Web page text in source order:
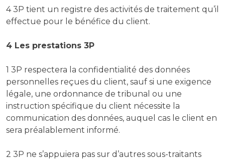
4 3P tient un registre des activités de traitement qu’il
effectue pour le bénéfice du client.
4 Les prestations 3P
1 3P respectera la confidentialité des données
personnelles reçues du client, sauf si une exigence
légale, une ordonnance de tribunal ou une
instruction spécifique du client nécessite la
communication des données, auquel cas le client en
sera préalablement informé.
2 3P ne s’appuiera pas sur d’autres sous-traitants